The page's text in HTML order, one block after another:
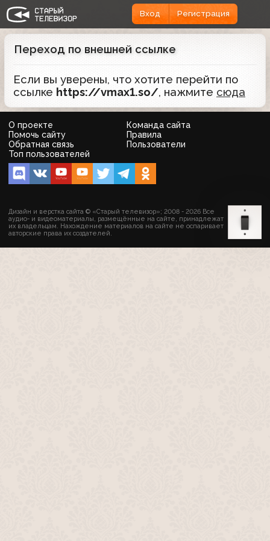
Вход Регистрация
Переход по внешней ссылке
Если вы уверены, что хотите перейти по
ссылке https://vmax1.so/, нажмите сюда
О проекте
Команда сайта
Помочь сайту
Правила
Обратная связь
Пользователи
Топ пользователей
Дизайн и верстка сайта © «Старый телевизор»; 2008 - 2026 Все
аудио- и видеоматериалы, размещённые на сайте, принадлежат
их владельцам. Нахождение материалов на сайте не оспаривает
авторские права их создателей.